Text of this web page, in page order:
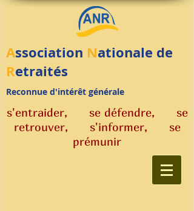
Association Nationale de
Retraités
Reconnue d'intérêt générale
s'entraider, se défendre, se
retrouver, s'informer, se
prémunir